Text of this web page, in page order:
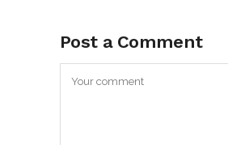
Post a Comment